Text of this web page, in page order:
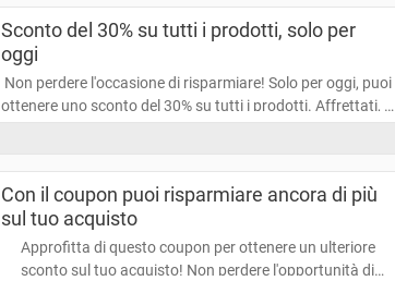
trasforma la tua esperienza di shopping!
Sconto del 30% su tutti i prodotti, solo per
oggi
Non perdere l'occasione di risparmiare! Solo per oggi, puoi
ottenere uno sconto del 30% su tutti i prodotti. Affrettati, le
Con il coupon puoi risparmiare ancora di più
sul tuo acquisto
Approfitta di questo coupon per ottenere un ulteriore
sconto sul tuo acquisto! Non perdere l'opportunità di